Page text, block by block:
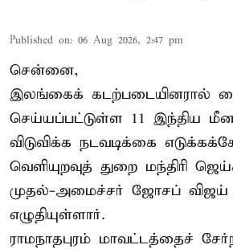
Published on: 06 Aug 2026, 2:47 pm
சென்னை,
இலங்கைக் கடற்படையினரால்
செய்யப்பட்டுள்ள 11 இந்திய
விடுவிக்க நடவடிக்கை
வெளியுறவுத் துறை மந்திரி
முதல்-அமைச்சர் ஜோசப் விஜய்
எழுதியுள்ளார்.
ராமநாதபுரம் மாவட்டத்தைச்